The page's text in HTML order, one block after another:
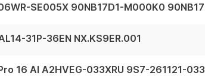
31P-36EN NX.KS9ER.001
16 AI A2HVEG-033XRU 9S7-261121-033